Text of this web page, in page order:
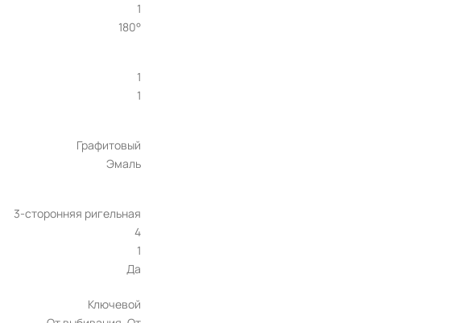
1
180°
1
1
Графитовый
Эмаль
3-сторонняя ригельная
4
1
Да
Ключевой